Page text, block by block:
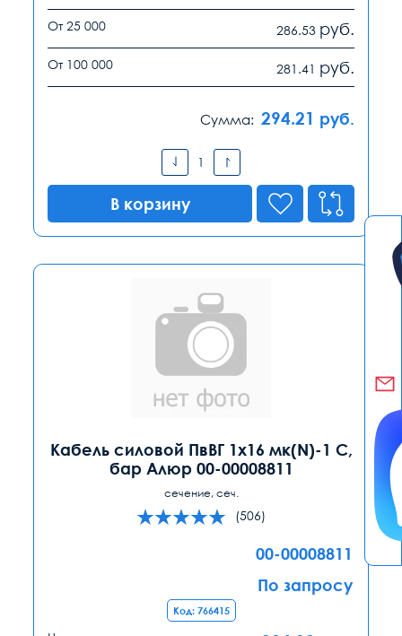
От 25 000 286.53 руб.
От 100 000 281.41 руб.
Сумма: 294.21 руб.
В корзину
Кабель силовой ПвВГ 1х16 мк(N)-1 С,
бар Алюр 00-00008811
сечение, сеч.
(506)
00-00008811
По запросу
Код: 766415